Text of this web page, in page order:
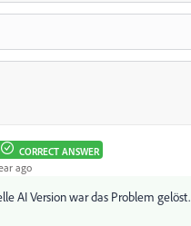
CORRECT ANSWER
ago
AI Version war das Problem gelöst.